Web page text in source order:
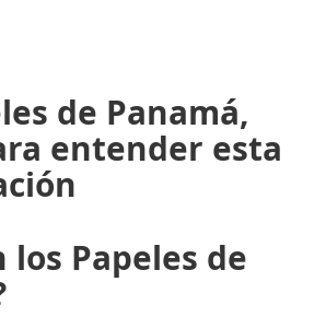
de Panamá,
entender esta
los Papeles de